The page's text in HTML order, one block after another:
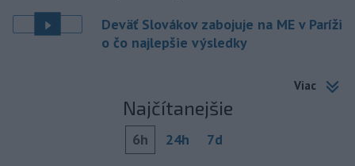
Deväť Slovákov zabojuje na ME v Paríži
o čo najlepšie výsledky
Viac
Najčítanejšie
6h 24h 7d